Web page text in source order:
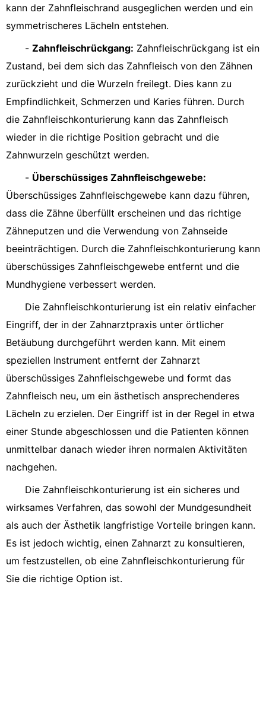
kann der Zahnfleischrand ausgeglichen werden und ein
symmetrischeres Lächeln entstehen.
- Zahnfleischrückgang: Zahnfleischrückgang ist ein
Zustand, bei dem sich das Zahnfleisch von den Zähnen
zurückzieht und die Wurzeln freilegt. Dies kann zu
Empfindlichkeit, Schmerzen und Karies führen. Durch
die Zahnfleischkonturierung kann das Zahnfleisch
wieder in die richtige Position gebracht und die
Zahnwurzeln geschützt werden.
- Überschüssiges Zahnfleischgewebe:
Überschüssiges Zahnfleischgewebe kann dazu führen,
dass die Zähne überfüllt erscheinen und das richtige
Zähneputzen und die Verwendung von Zahnseide
beeinträchtigen. Durch die Zahnfleischkonturierung kann
überschüssiges Zahnfleischgewebe entfernt und die
Mundhygiene verbessert werden.
Die Zahnfleischkonturierung ist ein relativ einfacher
Eingriff, der in der Zahnarztpraxis unter örtlicher
Betäubung durchgeführt werden kann. Mit einem
speziellen Instrument entfernt der Zahnarzt
überschüssiges Zahnfleischgewebe und formt das
Zahnfleisch neu, um ein ästhetisch ansprechenderes
Lächeln zu erzielen. Der Eingriff ist in der Regel in etwa
einer Stunde abgeschlossen und die Patienten können
unmittelbar danach wieder ihren normalen Aktivitäten
nachgehen.
Die Zahnfleischkonturierung ist ein sicheres und
wirksames Verfahren, das sowohl der Mundgesundheit
als auch der Ästhetik langfristige Vorteile bringen kann.
Es ist jedoch wichtig, einen Zahnarzt zu konsultieren,
um festzustellen, ob eine Zahnfleischkonturierung für
Sie die richtige Option ist.